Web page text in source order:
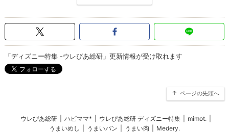
「ディズニー特集 -ウレぴあ総研」更新情報が受け取れます
ページの先頭へ
ウレぴあ総研 ハピママ* ウレぴあ総研 ディズニー特集 mimot.
うまいめし
うまいパン うまい肉 Medery.